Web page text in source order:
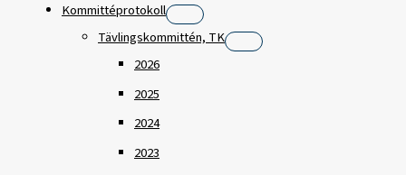
Kommittéprotokoll
Tävlingskommittén, TK
2026
2025
2024
2023